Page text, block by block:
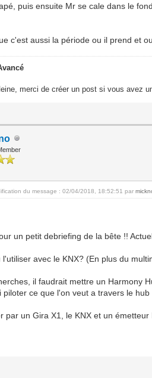
puis ensuite Mr se cale dans le
c'est aussi la période ou il prend et
merci de créer un post si vous avez
du message : 02/04/2018, 18:52:51 par
un petit debriefing de la bête !!
avec le KNX? (En plus du
il faudrait mettre un Harmony
piloter ce que l'on veut a travers le
par un Gira X1, le KNX et un